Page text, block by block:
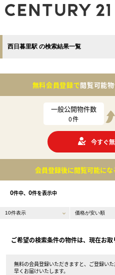
西日暮里駅 の検索結果一覧
無料会員登録で閲覧可能
一般公開物件数
0件
今すぐ
会員登録後に閲覧可能にな
0件中、 0件を表示中
ご希望の検索条件の物件は、現在お取
無料の会員登録いただきますと、ご登録い
早くお届けいたします。